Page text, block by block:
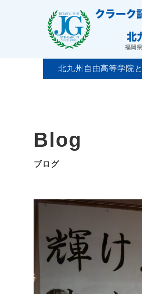
北九州自由高等学院
Blog
ブログ